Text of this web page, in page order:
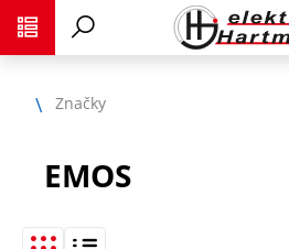
Značky
EMOS